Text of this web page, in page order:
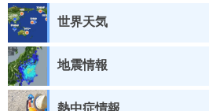
世界天気
地震情報
熱中症情報